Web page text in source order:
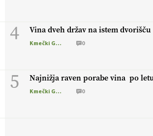
4 Vina dveh držav na istem dvorišču
Kmečki Glas 0
5 Najnižja raven porabe vina po
Kmečki Glas 0